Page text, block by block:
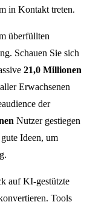
in Kontakt treten.
überfüllten
Schauen Sie sich
21,0 Millionen
aller Erwachsenen
der
Nutzer gestiegen
Ideen, um
auf KI-gestützte
Tools